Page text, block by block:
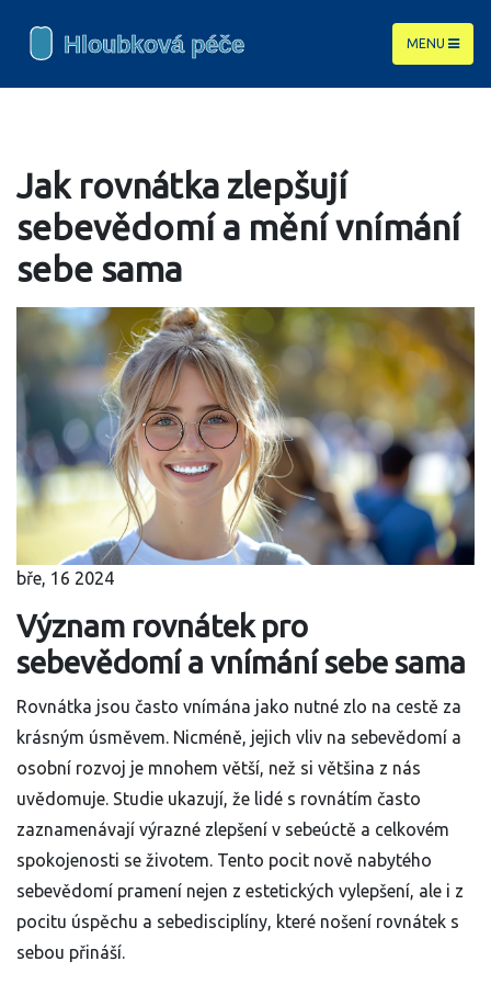
MENU
Jak rovnátka zlepšují
sebevědomí a mění vnímání
sebe sama
bře, 16 2024
Význam rovnátek pro
sebevědomí a vnímání sebe sama
Rovnátka jsou často vnímána jako nutné zlo na cestě za
krásným úsměvem. Nicméně, jejich vliv na sebevědomí a
osobní rozvoj je mnohem větší, než si většina z nás
uvědomuje. Studie ukazují, že lidé s rovnátím často
zaznamenávají výrazné zlepšení v sebeúctě a celkovém
spokojenosti se životem. Tento pocit nově nabytého
sebevědomí pramení nejen z estetických vylepšení, ale i z
pocitu úspěchu a sebedisciplíny, které nošení rovnátek s
sebou přináší.